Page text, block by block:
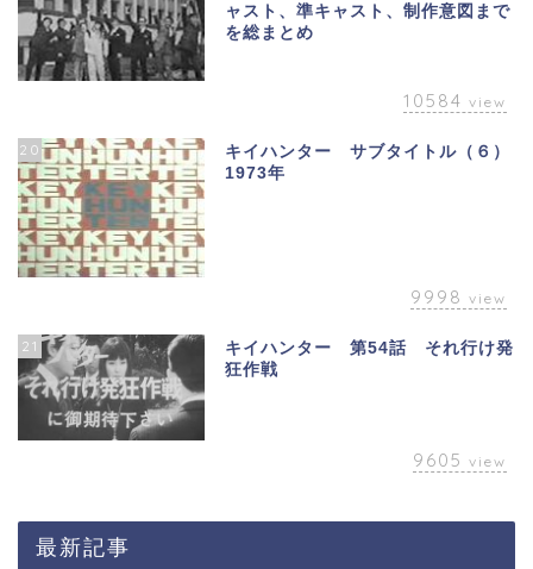
ャスト、準キャスト、制作意図まで
を総まとめ
10584 view
20
キイハンター サブタイトル（６）
1973年
9998 view
21
キイハンター 第54話 それ行け発
狂作戦
9605 view
最新記事